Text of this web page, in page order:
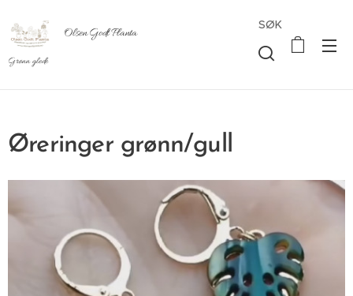
Olsen Godt Planta
Grønn glede
SØK
Øreringer grønn/gull